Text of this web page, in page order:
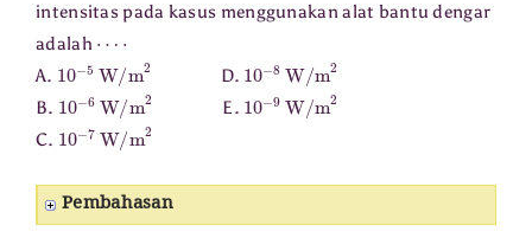
intensitas pada kasus menggunakan alat bantu dengar
adalah
A. 10 −5 W/m2 D. 10 −8 W/m2
B. 10 −6 W/m2 E. 10 −9 W/m2
C. 10 −7 W/m2
Pembahasan